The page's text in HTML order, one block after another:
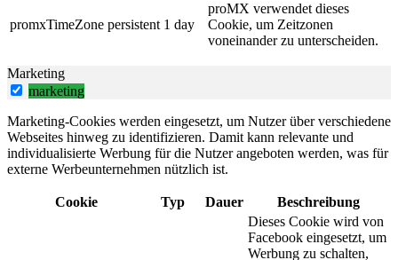
promxTimeZone persistent 1 day
proMX verwendet dieses
Cookie, um Zeitzonen
voneinander zu unterscheiden.
Marketing
marketing
Marketing-Cookies werden eingesetzt, um Nutzer über verschiedene
Webseites hinweg zu identifizieren. Damit kann relevante und
individualisierte Werbung für die Nutzer angeboten werden, was für
externe Werbeunternehmen nützlich ist.
Cookie Typ Dauer Beschreibung
Dieses Cookie wird von
Facebook eingesetzt, um
Werbung zu schalten,